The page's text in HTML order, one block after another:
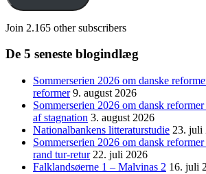
Join 2.165 other subscribers
De 5 seneste blogindlæg
Sommerserien 2026 om danske
reformer 9. august 2026
Sommerserien 2026 om dansk
af stagnation 3. august 2026
Nationalbankens litteraturstudie 23. juli
Sommerserien 2026 om dansk
rand tur-retur 22. juli 2026
Falklandsøerne 1 – Malvinas 2 16. juli